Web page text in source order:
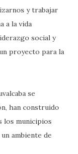
y trabajar
a la vida
social y
proyecto para la
se
han construido
los municipios
ambiente de